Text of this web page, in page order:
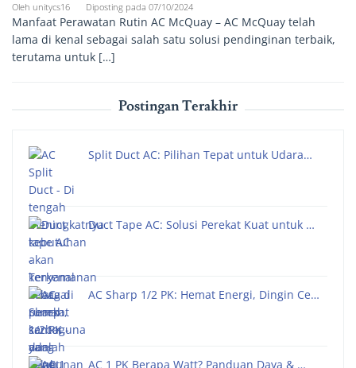
Oleh unitycs16 Diposting pada 07/10/2024
Manfaat Perawatan Rutin AC McQuay – AC McQuay telah
lama di kenal sebagai salah satu solusi pendinginan terbaik,
terutama untuk […]
Postingan Terakhir
Split Duct AC: Pilihan Tepat untuk Udara…
Duct Tape AC: Solusi Perekat Kuat untuk …
AC Sharp 1/2 PK: Hemat Energi, Dingin Ce…
AC 1 PK Berapa Watt? Panduan Daya & …